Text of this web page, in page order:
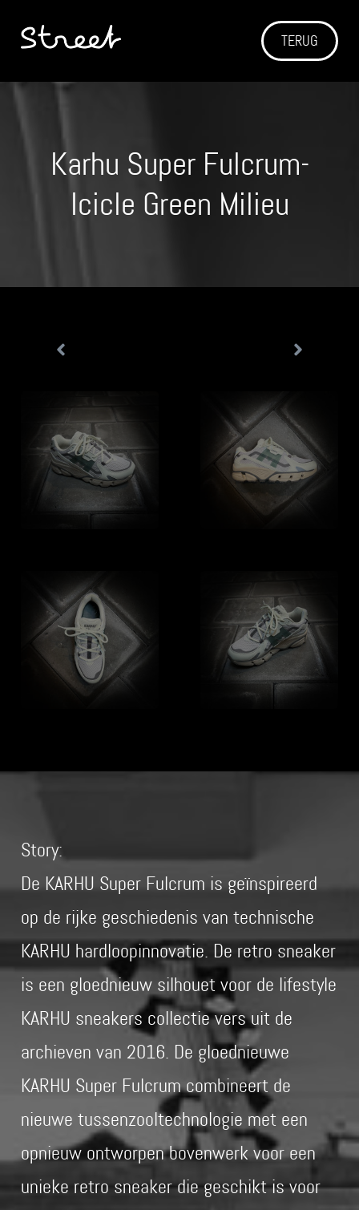
TERUG
Karhu Super Fulcrum-
Icicle Green Milieu
Story:
De KARHU Super Fulcrum is geïnspireerd
op de rijke geschiedenis van technische
KARHU hardloopinnovatie. De retro sneaker
is een gloednieuw silhouet voor de lifestyle
KARHU sneakers collectie vers uit de
archieven van 2016. De gloednieuwe
KARHU Super Fulcrum combineert de
nieuwe tussenzooltechnologie met een
opnieuw ontworpen bovenwerk voor een
unieke retro sneaker die geschikt is voor